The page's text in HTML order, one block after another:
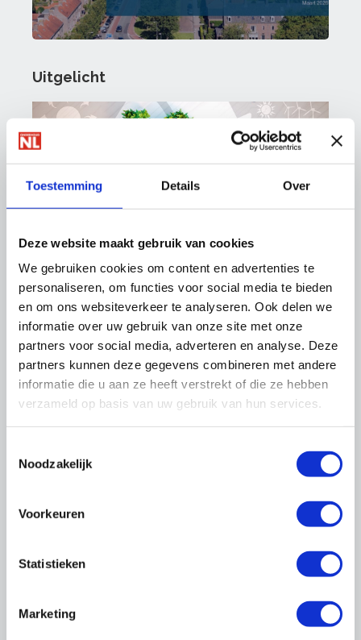
Toestemming Details Over
Deze website maakt gebruik van cookies
We gebruiken cookies om content en advertenties te
personaliseren, om functies voor social media te bieden
en om ons websiteverkeer te analyseren. Ook delen we
informatie over uw gebruik van onze site met onze
partners voor social media, adverteren en analyse. Deze
partners kunnen deze gegevens combineren met andere
informatie die u aan ze heeft verstrekt of die ze hebben
verzameld op basis van uw gebruik van hun services.
Noodzakelijk
Voorkeuren
Statistieken
Marketing
Uitgelicht
Binnenkort beschikbaar:
Special Duurzaamheid
Duurzaamheid: u kunt er niet omheen. Wat
kan het voor uw markt(en) en uw bedrijf
betekenen? En hoe pakt u dat aan?
OnderhoudNL helpt u daar graag bij. In april
ontwikkeld door en voor OnderhoudNL
Thema's